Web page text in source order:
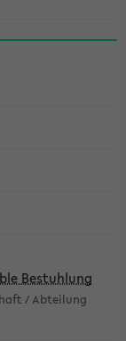
Bestuhlung
/ Abteilung